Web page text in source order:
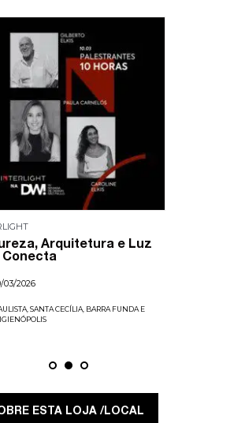
Arquitetura e Luz
Conecta
03/2026
SANTA CECÍLIA, BARRA FUNDA E
ESTA LOJA /LOCAL